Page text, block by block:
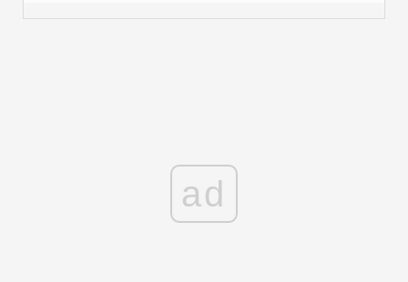
ad